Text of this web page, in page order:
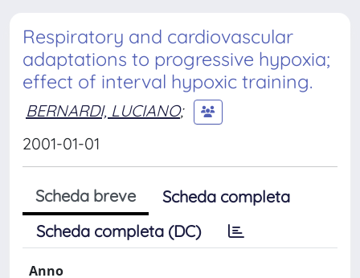
Respiratory and cardiovascular
adaptations to progressive hypoxia;
effect of interval hypoxic training.
BERNARDI, LUCIANO;
2001-01-01
Scheda breve
Scheda completa
Scheda completa (DC)
Anno